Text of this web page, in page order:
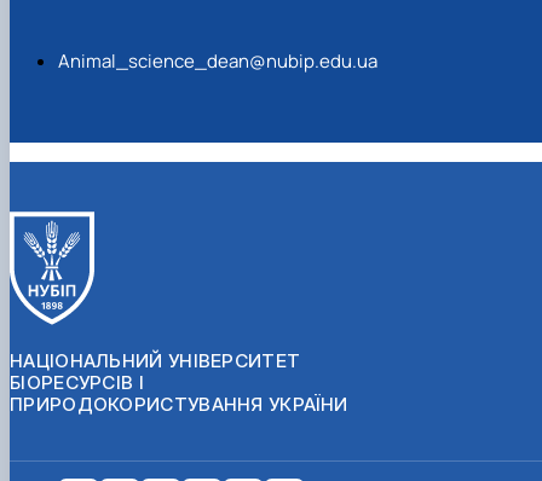
Animal_science_dean@nubip.edu.ua
НАЦІОНАЛЬНИЙ УНІВЕРСИТЕТ
БІОРЕСУРСІВ І
ПРИРОДОКОРИСТУВАННЯ УКРАЇНИ